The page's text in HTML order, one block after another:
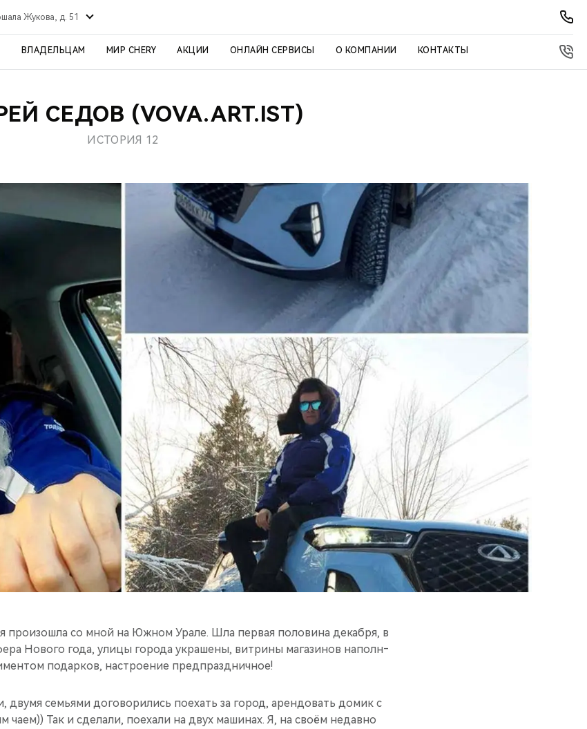
Жукова, д. 51
ВЛАДЕЛЬЦАМ МИР CHERY АКЦИИ ОНЛАЙН СЕРВИСЫ О КОМПАНИИ КОНТАКТЫ
СЕДОВ (VOVA.ART.IST)
ИСТОРИЯ 12
произошла со мной на Южном Урале. Шла первая половина декабря, в
Нового года, улицы города украшены, витр­ины магазинов наполн­
подарков, настроение предпраз­дничное!
двумя семьями договорились поехать за город, арендовать домик с
чаем­)) Так и сделали, по­ехали на двух машина­х. Я, на своём недав­но